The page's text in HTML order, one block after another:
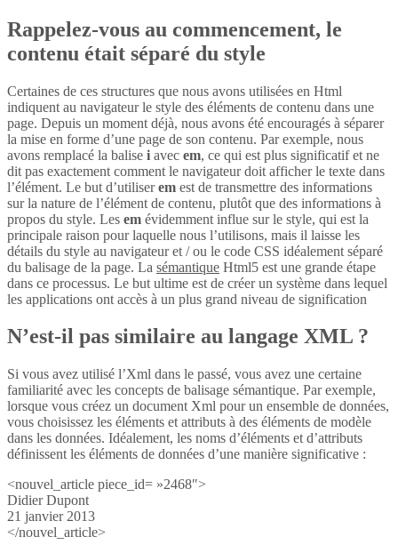
Rappelez-vous au commencement, le
contenu était séparé du style
Certaines de ces structures que nous avons utilisées en Html
indiquent au navigateur le style des éléments de contenu dans une
page. Depuis un moment déjà, nous avons été encouragés à séparer
la mise en forme d’une page de son contenu. Par exemple, nous
avons remplacé la balise i avec em, ce qui est plus significatif et ne
dit pas exactement comment le navigateur doit afficher le texte dans
l’élément. Le but d’utiliserem est de transmettre des informations
sur la nature de l’élément de contenu, plutôt que des informations à
propos du style. Les em évidemment influe sur le style, qui est la
principale raison pour laquelle nous l’utilisons, mais il laisse les
détails du style au navigateur et / ou le code CSS idéalement séparé
du balisage de la page. La sémantique Html5 est une grande étape
dans ce processus. Le but ultime est de créer un système dans lequel
les applications ont accès à un plus grand niveau de signification
N’est-il pas similaire au langage XML ?
Si vous avez utilisé l’Xml dans le passé, vous avez une certaine
familiarité avec les concepts de balisage sémantique. Par exemple,
lorsque vous créez un document Xml pour un ensemble de données,
vous choisissez les éléments et attributs à des éléments de modèle
dans les données. Idéalement, les noms d’éléments et d’attributs
définissent les éléments de données d’une manière significative :
<nouvel_article piece_id= »2468″>
Didier Dupont
21 janvier 2013
</nouvel_article>